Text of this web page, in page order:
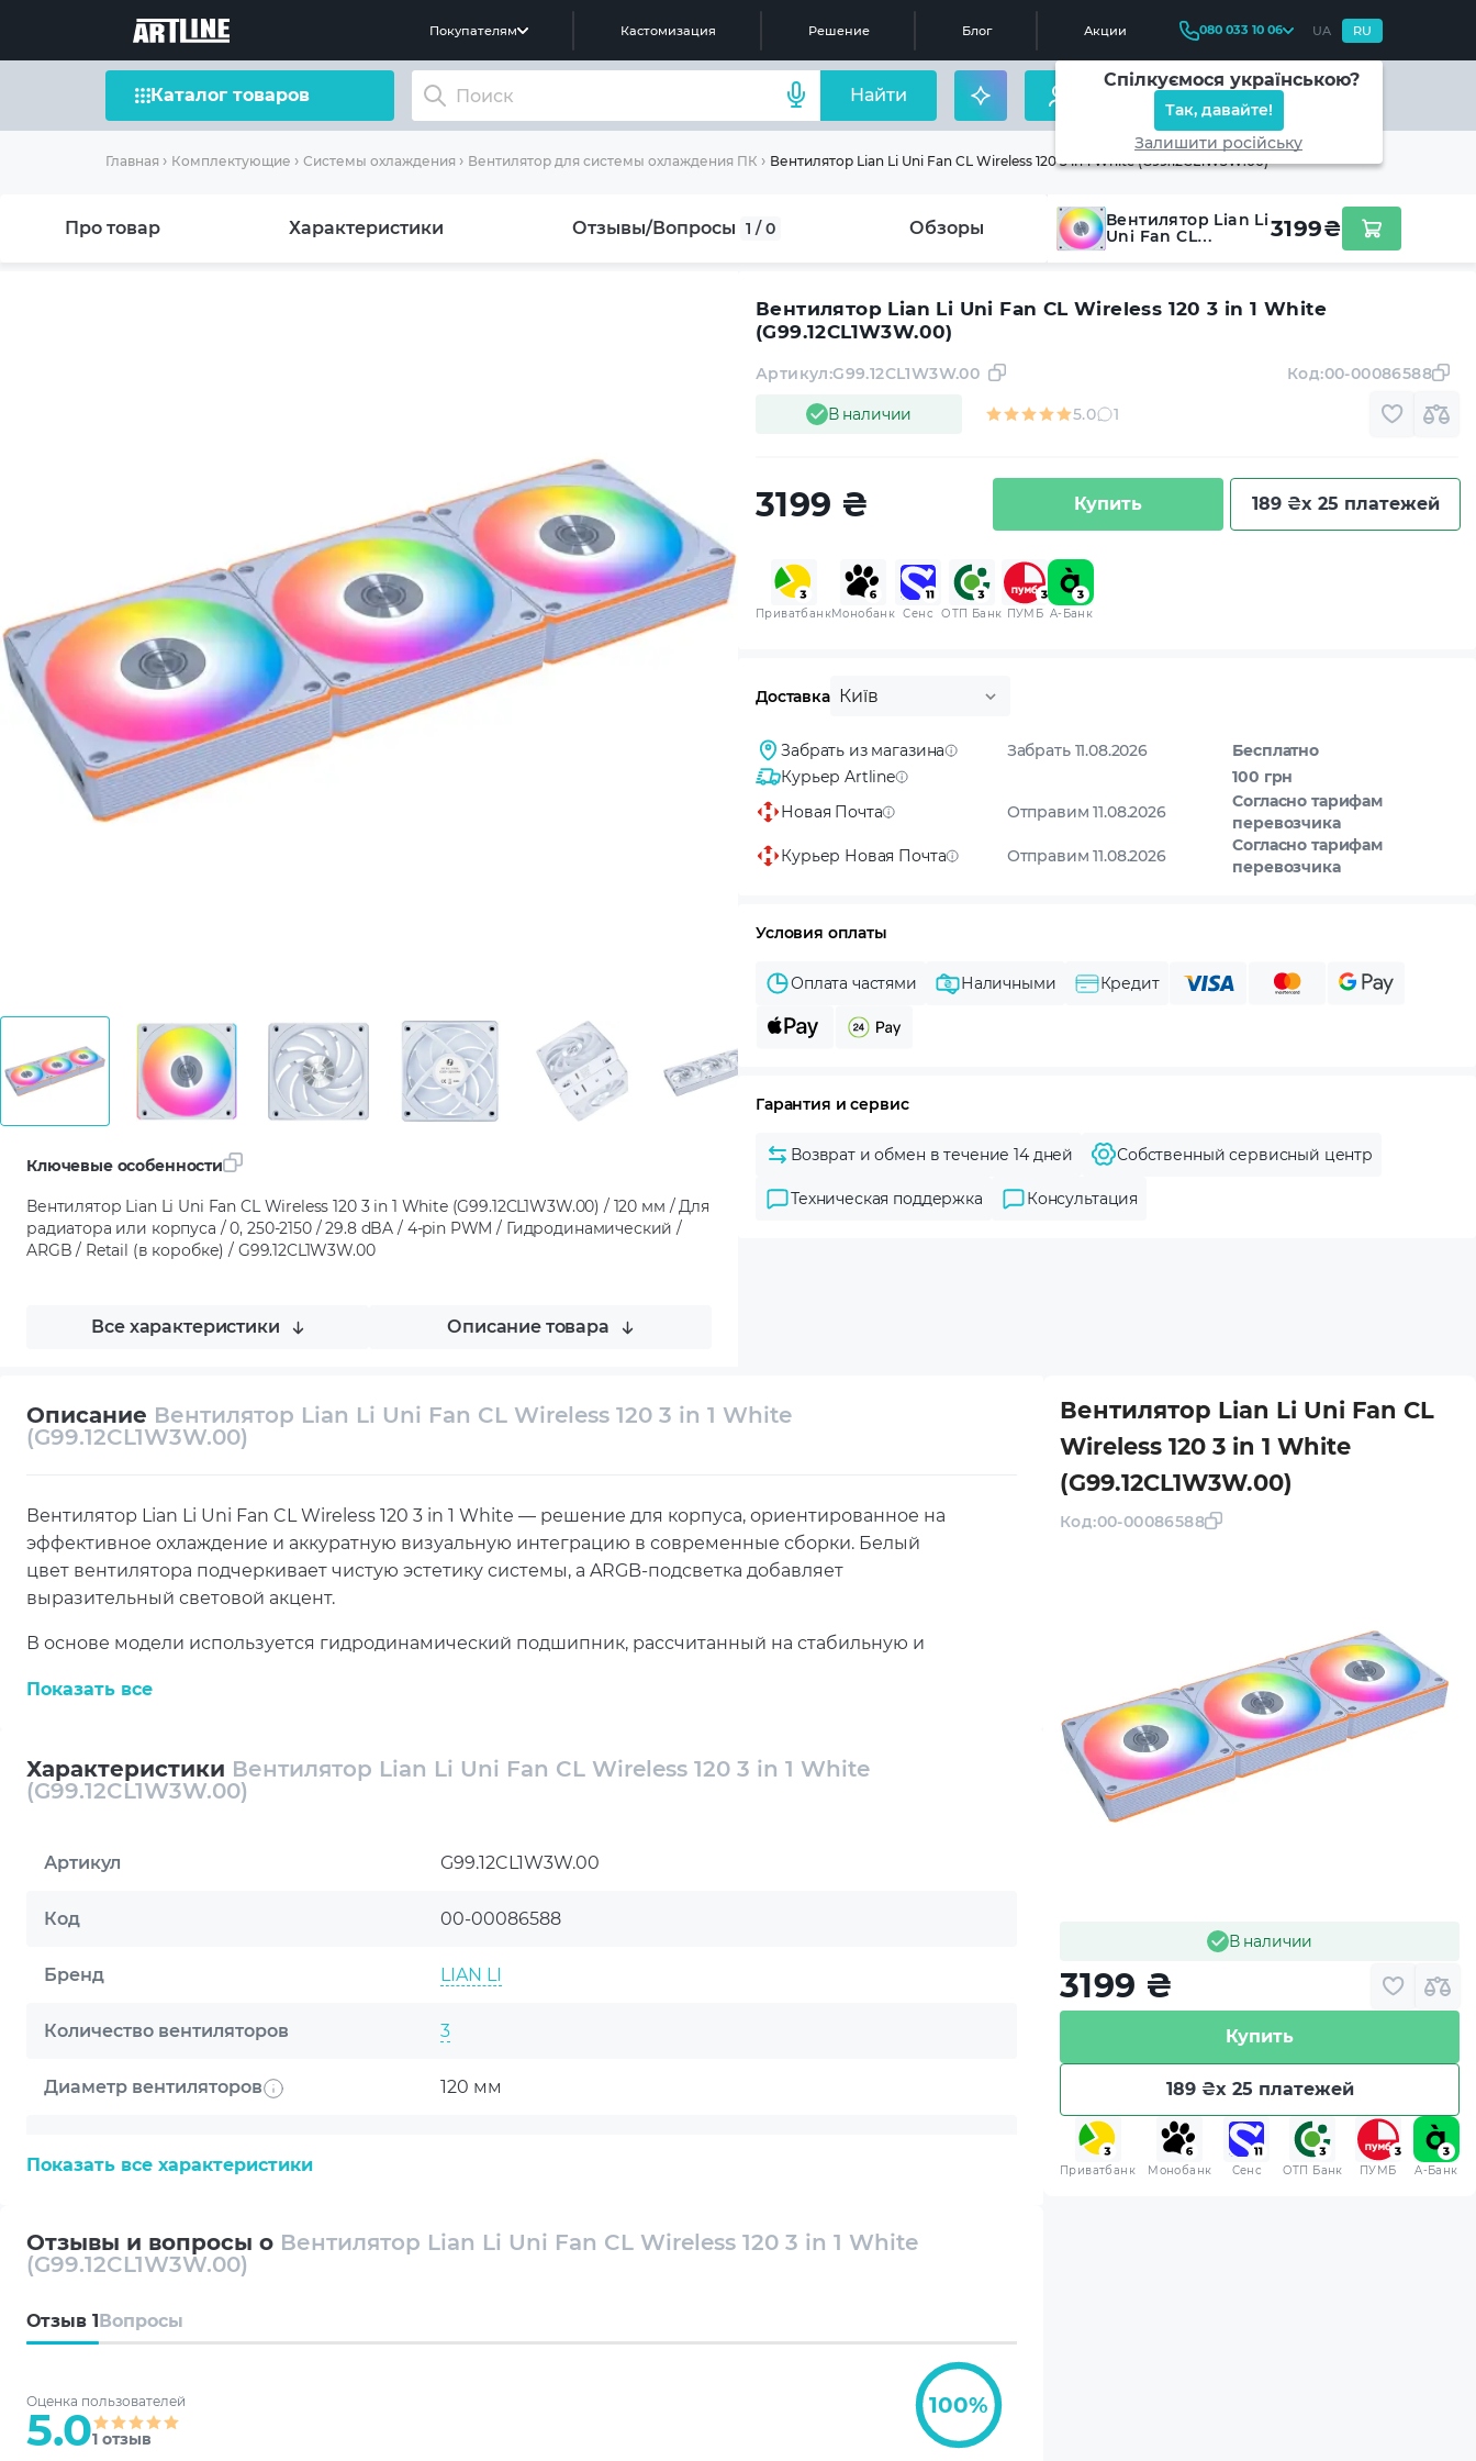
Покупателям Кастомизация Решение Блог Акции 080 033 10 06 UA RU
Спілкуємося українською?
Так, давайте!
Залишити російську
Каталог товаров Найти
Главная Комплектующие Системы охлаждения Вентилятор для системы охлаждения ПК Вентилятор Lian Li Uni Fan CL Wireless 120 3 in 1 White (G99.12CL1W3W.00)
Про товар Характеристики Отзывы/Вопросы 1 / 0 Обзоры
Вентилятор Lian Li
Uni Fan CL
3199₴
Ключевые особенности
Вентилятор Lian Li Uni Fan CL Wireless 120 3 in 1 White (G99.12CL1W3W.00) / 120 мм / Для
радиатора или корпуса / 0, 250-2150 / 29.8 dBA / 4-pin PWM / Гидродинамический /
ARGB / Retail (в коробке) / G99.12CL1W3W.00
Все характеристики Описание товара
Вентилятор Lian Li Uni Fan CL Wireless 120 3 in 1 White
(G99.12CL1W3W.00)
В наличии
Артикул:G99.12CL1W3W.00
5.0 1
Код:00-00086588
3199 ₴ Купить 189 ₴x 25 платежей
ПриватбанкМонобанк Сенс ОТП Банк ПУМБ A-Банк
Доставка Київ
Забрать из магазина Забрать 11.08.2026
Бесплатно
Курьер Artline
100 грн
Новая Почта
Отправим 11.08.2026
Согласно тарифам
перевозчика
Курьер Новая Почта
Отправим 11.08.2026
Согласно тарифам
перевозчика
Условия оплаты
Оплата частями Наличными Кредит
Гарантия и сервис
Возврат и обмен в течение 14 дней Собственный сервисный центр
Техническая поддержка Консультация
Описание Вентилятор Lian Li Uni Fan CL Wireless 120 3 in 1 White
(G99.12CL1W3W.00)
Вентилятор Lian Li Uni Fan CL Wireless 120 3 in 1 White — решение для корпуса, ориентированное на
эффективное охлаждение и аккуратную визуальную интеграцию в современные сборки. Белый
цвет вентилятора подчеркивает чистую эстетику системы, а ARGB-подсветка добавляет
выразительный световой акцент.
В основе модели используется гидродинамический подшипник, рассчитанный на стабильную и
поддерживать комфортный акустический фон при повседневной нагрузке.
мин. Благодаря этому вентилятор может работать тихо в базовых сценариях и повышать
производительность при росте температуры внутри корпуса.
воздуха. При уровне шума до 30 дБ вентилятор сохраняет баланс между эффективностью
корпусных решений.
Подключение через 4pin и 3pin 5V ARGB обеспечивает управление оборотами и подсветкой. Набор
интернет-магазине Артлайн эта модель представлена как практичный вариант для белых ПК-сборок
Показать все
Характеристики Вентилятор Lian Li Uni Fan CL Wireless 120 3 in 1 White
(G99.12CL1W3W.00)
Артикул G99.12CL1W3W.00
Код 00-00086588
Бренд LIAN LI
Количество вентиляторов 3
Диаметр вентиляторов 120 мм
Скорость вращения, об/мин 0, 250-2150
Возможности вентилятора
Показать все характеристики
Отзывы и вопросы о Вентилятор Lian Li Uni Fan CL Wireless 120 3 in 1 White
(G99.12CL1W3W.00)
Отзыв 1Вопросы
Оценка пользователей
5.01 отзыв
100%
Вентилятор Lian Li Uni Fan CL
Wireless 120 3 in 1 White
(G99.12CL1W3W.00)
Код:00-00086588
В наличии
3199 ₴
Купить
189 ₴x 25 платежей
Приватбанк Монобанк Сенс ОТП Банк ПУМБ A-Банк